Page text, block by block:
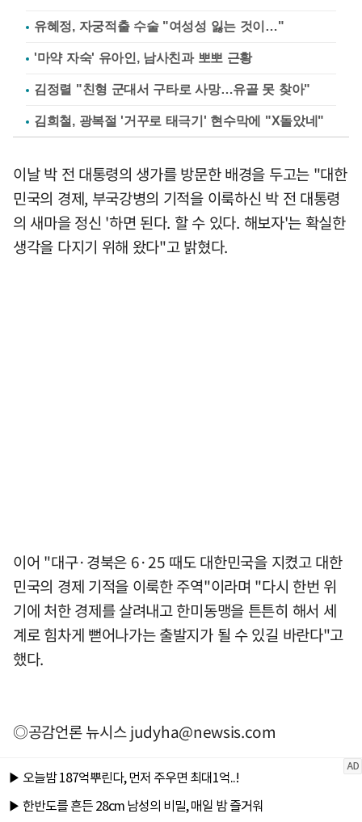
유혜정, 자궁적출 수술 "여성성 잃는 것이…"
'마약 자숙' 유아인, 남사친과 뽀뽀 근황
김정렬 "친형 군대서 구타로 사망…유골 못 찾아"
김희철, 광복절 '거꾸로 태극기' 현수막에 "X돌았네"
이날 박 전 대통령의 생가를 방문한 배경을 두고는 "대한
민국의 경제, 부국강병의 기적을 이룩하신 박 전 대통령
의 새마을 정신 '하면 된다. 할 수 있다. 해보자'는 확실한
생각을 다지기 위해 왔다"고 밝혔다.
이어 "대구·경북은 6·25 때도 대한민국을 지켰고 대한
민국의 경제 기적을 이룩한 주역"이라며 "다시 한번 위
기에 처한 경제를 살려내고 한미동맹을 튼튼히 해서 세
계로 힘차게 뻗어나가는 출발지가 될 수 있길 바란다"고
했다.
◎공감언론 뉴시스judyha@newsis.com